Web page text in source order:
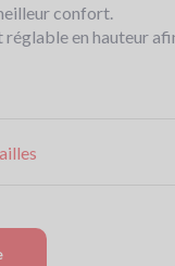
confort.
en hauteur